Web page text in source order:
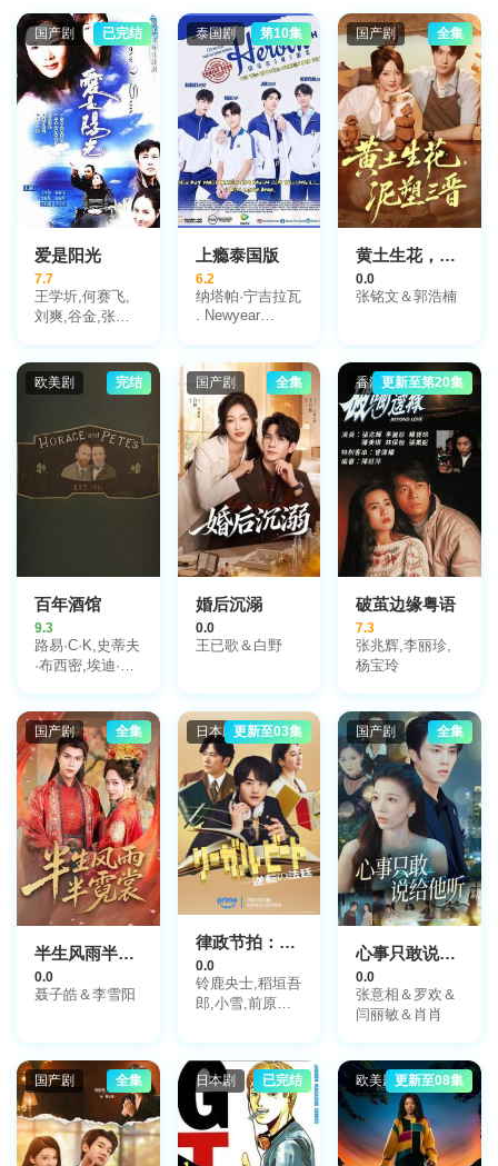
国产剧 已完结
爱是阳光
7.7
王学圻,何赛飞,
刘爽,谷金,张晓
泰国剧 第10集
上瘾泰国版
6.2
纳塔帕·宁吉拉瓦
. Newyear
. Jur Vasin
Traiprakhong .
瓦奇拉维·派桑固
翁
国产剧 全集
黄土生花，泥塑三晋
0.0
张铭文＆郭浩楠
欧美剧 完结
百年酒馆
9.3
路易·C·K,史蒂夫
·布西密,埃迪·法
西卡·兰格,艾迪·
布莱恩特,Kurt
Metzger,丽贝卡·
豪尔
国产剧 全集
婚后沉溺
0.0
王已歌＆白野
香港剧更新至第20集
破茧边缘粤语
7.3
张兆辉,李丽珍,
杨宝玲
国产剧 全集
半生风雨半霓裳
0.0
聂子皓＆李雪阳
日本剧更新至03集
律政节拍：逆转法庭
0.0
铃鹿央士,稻垣吾
郎,小雪,前原瑞
司
国产剧 全集
心事只敢说给他听
0.0
张意相＆罗欢＆
闫丽敏＆肖肖
国产剧 全集 日本剧 已完结 欧美剧更新至08集